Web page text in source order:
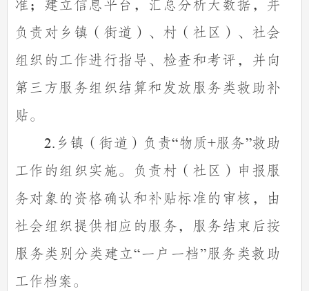
准；建立信息平台，汇总分析大数据，并
负责对乡镇（街道）、村（社区）、社会
组织的工作进行指导、检查和考评，并向
第三方服务组织结算和发放服务类救助补
贴。
2. 乡镇（街道）负责“物质+服务”救助
工作的组织实施。负责村（社区）申报服
务对象的资格确认和补贴标准的审核，由
社会组织提供相应的服务，服务结束后按
服务类别分类建立“一户一档”服务类救助
工作档案。